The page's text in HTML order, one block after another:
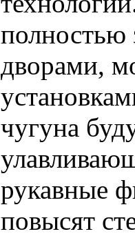
дворами,
чугуна
рукавные
повысят